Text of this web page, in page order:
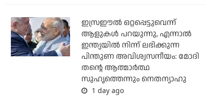
ഇസ്രഈല്‍ ഒറ്റപ്പെട്ടുവെന്ന്
ആളുകള്‍ പറയുന്നു, എന്നാല്‍
ഇന്ത്യയില്‍ നിന്ന് ലഭിക്കുന്ന
പിന്തുണ അവിശ്വസനീയം: മോദി
തന്റെ ആത്മാര്‍ത്ഥ
സുഹൃത്തെന്നും നെതന്യാഹു
1 day ago